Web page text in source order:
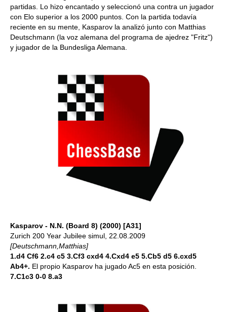
partidas. Lo hizo encantado y seleccionó una contra un jugador
con Elo superior a los 2000 puntos. Con la partida todavía
reciente en su mente, Kasparov la analizó junto con Matthias
Deutschmann (la voz alemana del programa de ajedrez "Fritz")
y jugador de la Bundesliga Alemana.
Kasparov - N.N. (Board 8) (2000) [A31]
Zurich 200 Year Jubilee simul, 22.08.2009
[Deutschmann,Matthias]
1.d4 Cf6 2.c4 c5 3.Cf3 cxd4 4.Cxd4 e5 5.Cb5 d5 6.cxd5
Ab4+. El propio Kasparov ha jugado Ac5 en esta posición.
7.C1c3 0-0 8.a3